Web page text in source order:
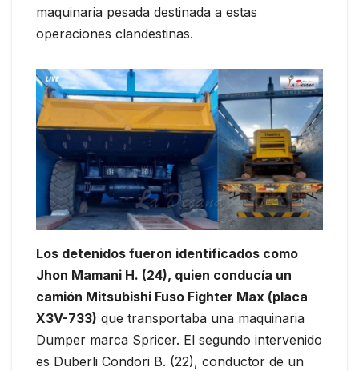
maquinaria pesada destinada a estas
operaciones clandestinas.
Los detenidos fueron identificados como
Jhon Mamani H. (24), quien conducía un
camión Mitsubishi Fuso Fighter Max (placa
X3V-733) que transportaba una maquinaria
Dumper marca Spricer. El segundo intervenido
es Duberli Condori B. (22), conductor de un